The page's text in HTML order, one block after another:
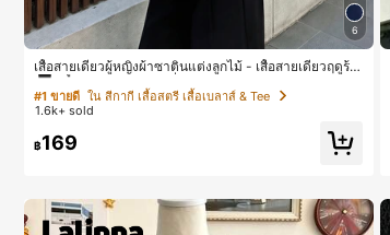
6
เสื้อสายเดี่ยวผู้หญิงผ้าซาตินแต่งลูกไม้ - เสื้อสายเดี่ยวฤดูร้อ
นสีคากีมีรอยผ่าด้านข้างที่น่าดึงดูดแบบสบายๆ
#1 ขายดี
ใน สีกากี เสื้อสตรี เสื้อเบลาส์ & Tee
ลูกค้ากลับมาซื้อซ้ำ!
#1 ขายดี ใน สีกากี เสื้อสตรี เสื้อเบลาส์ & Tee
ลูกค้ากลับมาซื้อซ้ำ!
#1 ขายดี ใน สีกากี เสื้อสตรี เสื้อเบลาส์ & Tee
ลูกค้ากลับมาซื้อซ้ำ!
#1 ขายดี
1.6k+ sold
฿169